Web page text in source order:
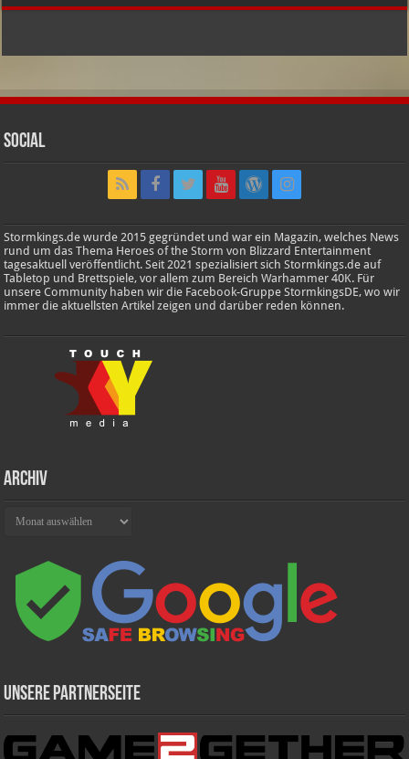
Social
Stormkings.de wurde 2015 gegründet und war ein Magazin, welches News
rund um das Thema Heroes of the Storm von Blizzard Entertainment
tagesaktuell veröffentlicht. Seit 2021 spezialisiert sich Stormkings.de auf
Tabletop und Brettspiele, vor allem zum Bereich Warhammer 40K. Für
unsere Community haben wir die Facebook-Gruppe StormkingsDE, wo wir
immer die aktuellsten Artikel zeigen und darüber reden können.
Archiv
Unsere Partnerseite